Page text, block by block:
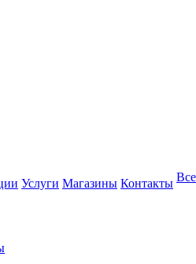
Услуги Магазины Контакты Все